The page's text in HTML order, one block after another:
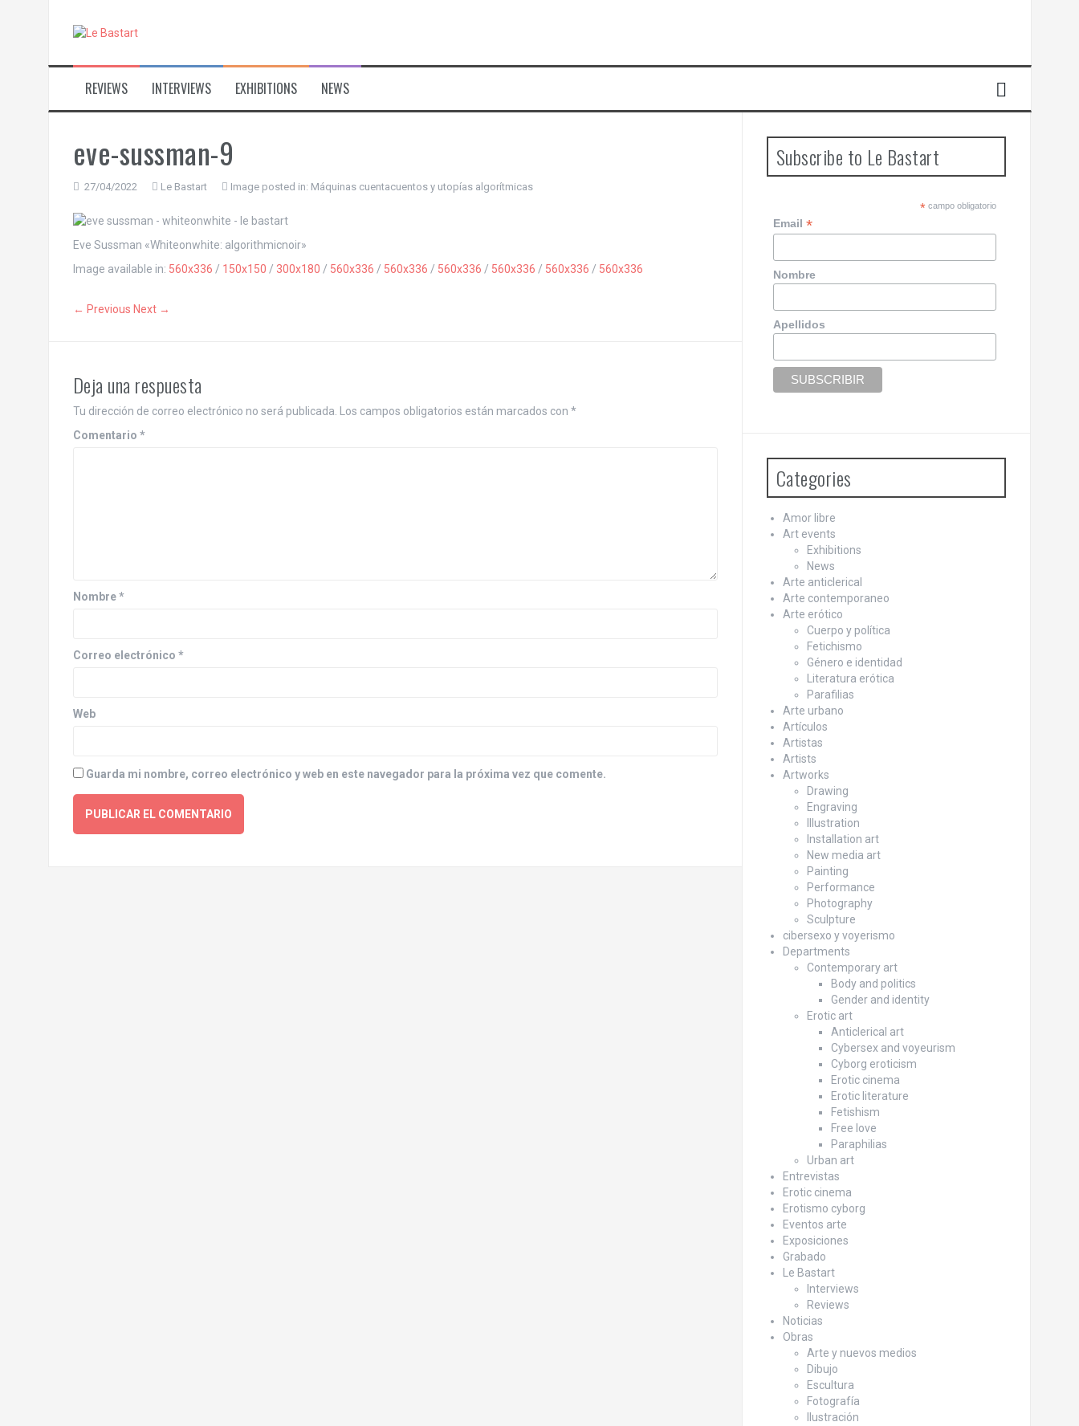
REVIEWS INTERVIEWS EXHIBITIONS NEWS
eve-sussman-9
27/04/2022 Le Bastart Image posted in: Máquinas cuentacuentos y utopías algorítmicas
Eve Sussman «Whiteonwhite: algorithmicnoir»
Image available in: 560x336 / 150x150 / 300x180 / 560x336 / 560x336 / 560x336 / 560x336 / 560x336 / 560x336
← Previous Next →
Deja una respuesta
Tu dirección de correo electrónico no será publicada. Los campos obligatorios están marcados con *
Comentario *
Nombre*
Correo electrónico *
Web
Guarda mi nombre, correo electrónico y web en este navegador para la próxima vez que comente.
Subscribe to Le Bastart
*campo obligatorio
Email*
Nombre
Apellidos
Categories
Amor libre
Art events
Exhibitions
News
Arte anticlerical
Arte contemporaneo
Arte erótico
Cuerpo y política
Fetichismo
Género e identidad
Literatura erótica
Parafilias
Arte urbano
Artículos
Artistas
Artists
Artworks
Drawing
Engraving
Illustration
Installation art
New media art
Painting
Performance
Photography
Sculpture
cibersexo y voyerismo
Departments
Contemporary art
Body and politics
Gender and identity
Erotic art
Anticlerical art
Cybersex and voyeurism
Cyborg eroticism
Erotic cinema
Erotic literature
Fetishism
Free love
Paraphilias
Urban art
Entrevistas
Erotic cinema
Erotismo cyborg
Eventos arte
Exposiciones
Grabado
Le Bastart
Interviews
Reviews
Noticias
Obras
Arte y nuevos medios
Dibujo
Escultura
Fotografía
Ilustración